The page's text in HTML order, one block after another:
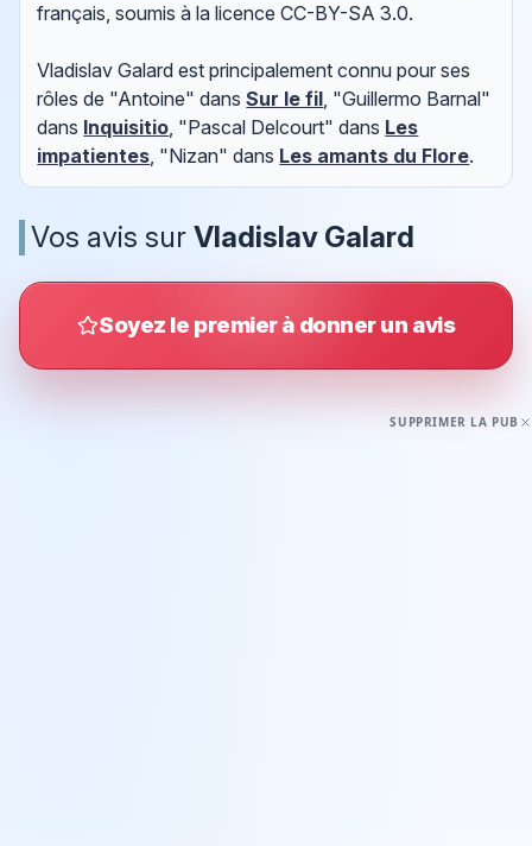
français, soumis à la licence CC-BY-SA 3.0.
Vladislav Galard est principalement connu pour ses
rôles de "Antoine" dansSur le fil, "Guillermo Barnal"
dans Inquisitio, "Pascal Delcourt" dans Les
impatientes, "Nizan" dans Les amants du Flore.
Vos avis sur Vladislav Galard
Soyez le premier à donner un avis
SUPPRIMER LA PUB